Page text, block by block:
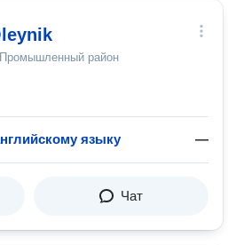
район
языку —
Чат